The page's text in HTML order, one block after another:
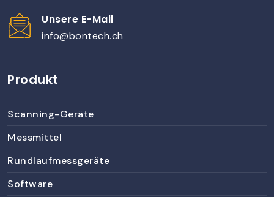
Unsere E-Mail
info@bontech.ch
Produkt
Scanning-Geräte
Messmittel
Rundlaufmessgeräte
Software